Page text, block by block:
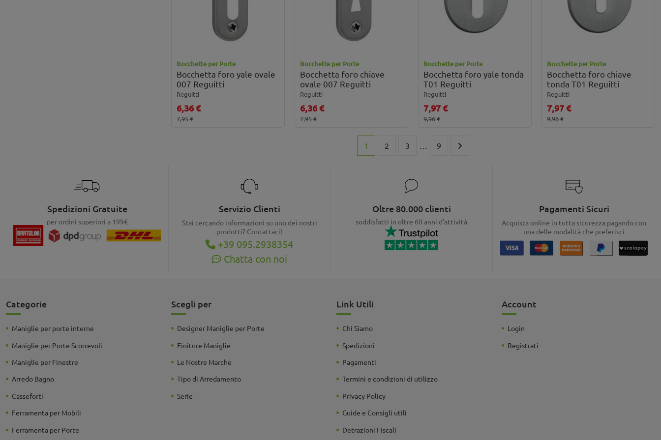
Bocchette per Porte
Bocchetta foro yale ovale
007 Reguitti
Reguitti
6,36 €
7,95 €
Bocchette per Porte
Bocchetta foro chiave
ovale 007 Reguitti
Reguitti
6,36 €
7,95 €
Bocchette per Porte
Bocchetta foro yale tonda
T01 Reguitti
Reguitti
7,97 €
9,96 €
Bocchette per Porte
Bocchetta foro chiave
tonda T01 Reguitti
Reguitti
7,97 €
9,96 €
1 2 3 … 9
Spedizioni Gratuite
per ordini superiori a 199€
Servizio Clienti
Stai cercando informazioni su uno dei nostri
prodotti? Contattaci!
+39 095.2938354
Chatta con noi
Oltre 80.000 clienti
soddisfatti in oltre 60 anni d'attività
Pagamenti Sicuri
Acquista online in tutta sicurezza pagando con
una delle modalità che preferisci
Categorie
Maniglie per porte interne
Maniglie per Porte Scorrevoli
Maniglie per Finestre
Arredo Bagno
Casseforti
Ferramenta per Mobili
Ferramenta per Porte
Scegli per
Designer Maniglie per Porte
Finiture Maniglie
Le Nostre Marche
Tipo di Arredamento
Serie
Link Utili
Chi Siamo
Spedizioni
Pagamenti
Termini e condizioni di utilizzo
Privacy Policy
Guide e Consigli utili
Detrazioni Fiscali
Account
Login
Registrati